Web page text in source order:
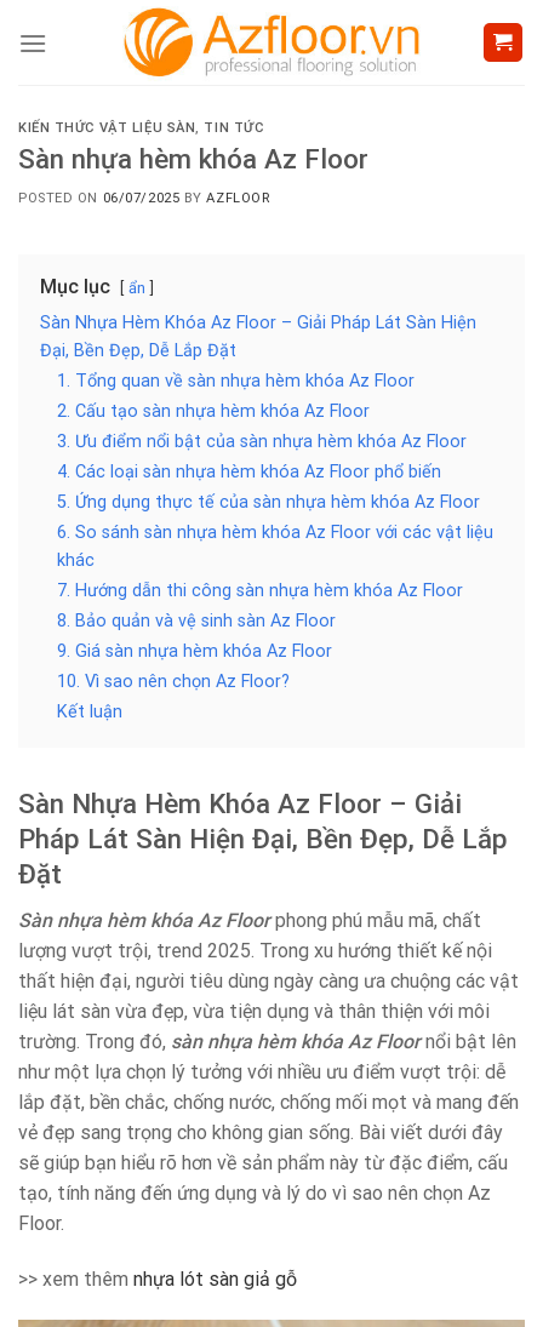
KIẾN THỨC VẬT LIỆU SÀN, TIN TỨC
Sàn nhựa hèm khóa Az Floor
POSTED ON 06/07/2025 BYAZFLOOR
Mục lục ẩn
Sàn Nhựa Hèm Khóa Az Floor – Giải Pháp Lát Sàn Hiện
Đại, Bền Đẹp, Dễ Lắp Đặt
1. Tổng quan về sàn nhựa hèm khóa Az Floor
2. Cấu tạo sàn nhựa hèm khóa Az Floor
3. Ưu điểm nổi bật của sàn nhựa hèm khóa Az Floor
4. Các loại sàn nhựa hèm khóa Az Floor phổ biến
5. Ứng dụng thực tế của sàn nhựa hèm khóa Az Floor
6. So sánh sàn nhựa hèm khóa Az Floor với các vật liệu
khác
7. Hướng dẫn thi công sàn nhựa hèm khóa Az Floor
8. Bảo quản và vệ sinh sàn Az Floor
9. Giá sàn nhựa hèm khóa Az Floor
10. Vì sao nên chọn Az Floor?
Kết luận
Sàn Nhựa Hèm Khóa Az Floor – Giải
Pháp Lát Sàn Hiện Đại, Bền Đẹp, Dễ Lắp
Đặt
Sàn nhựa hèm khóa Az Floorphong phú mẫu mã, chất
lượng vượt trội, trend 2025. Trong xu hướng thiết kế nội
thất hiện đại, người tiêu dùng ngày càng ưa chuộng các vật
liệu lát sàn vừa đẹp, vừa tiện dụng và thân thiện với môi
trường. Trong đó, sàn nhựa hèm khóa Az Floornổi bật lên
như một lựa chọn lý tưởng với nhiều ưu điểm vượt trội: dễ
lắp đặt, bền chắc, chống nước, chống mối mọt và mang đến
vẻ đẹp sang trọng cho không gian sống. Bài viết dưới đây
sẽ giúp bạn hiểu rõ hơn về sản phẩm này từ đặc điểm, cấu
tạo, tính năng đến ứng dụng và lý do vì sao nên chọn Az
Floor.
>> xem thêm nhựa lót sàn giả gỗ